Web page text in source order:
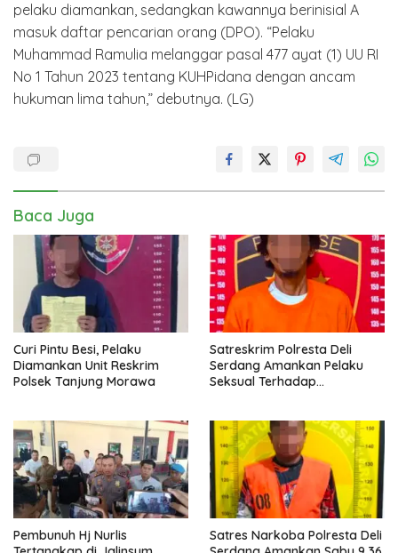
pelaku diamankan, sedangkan kawannya berinisial A
masuk daftar pencarian orang (DPO). “Pelaku
Muhammad Ramulia melanggar pasal 477 ayat (1) UU RI
No 1 Tahun 2023 tentang KUHPidana dengan ancam
hukuman lima tahun,” debutnya. (LG)
Baca Juga
Curi Pintu Besi, Pelaku
Diamankan Unit Reskrim
Polsek Tanjung Morawa
Satreskrim Polresta Deli
Serdang Amankan Pelaku
Seksual Terhadap
Pembunuh Hj Nurlis
Satres Narkoba Polresta Deli